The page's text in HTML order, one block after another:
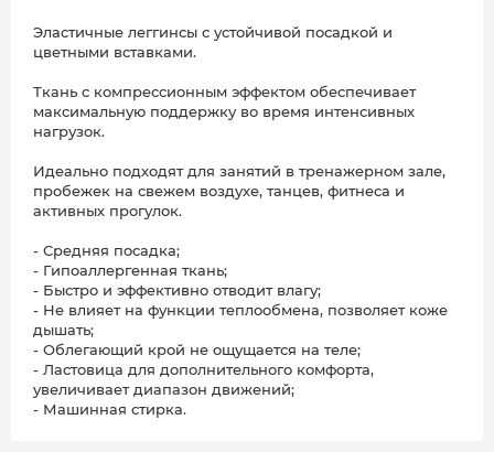
Эластичные леггинсы с устойчивой посадкой и
цветными вставками.
Ткань с компрессионным эффектом обеспечивает
максимальную поддержку во время интенсивных
нагрузок.
Идеально подходят для занятий в тренажерном зале,
пробежек на свежем воздухе, танцев, фитнеса и
активных прогулок.
- Средняя посадка;
- Гипоаллергенная ткань;
- Быстро и эффективно отводит влагу;
- Не влияет на функции теплообмена, позволяет коже
дышать;
- Облегающий крой не ощущается на теле;
- Ластовица для дополнительного комфорта,
увеличивает диапазон движений;
- Машинная стирка.